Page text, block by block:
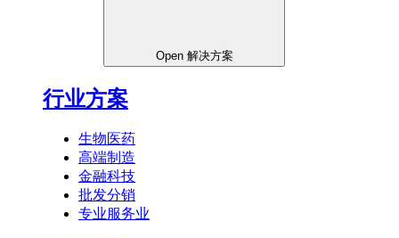
Open 解决方案
行业方案
生物医药
高端制造
金融科技
批发分销
专业服务业